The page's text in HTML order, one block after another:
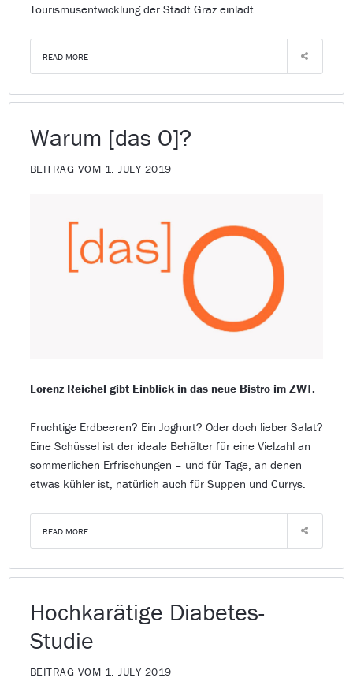
Tourismusentwicklung der Stadt Graz einlädt.
READ MORE
Warum [das O]?
BEITRAG VOM 1. JULY 2019
Lorenz Reichel gibt Einblick in das neue Bistro im ZWT.
Fruchtige Erdbeeren? Ein Joghurt? Oder doch lieber Salat?
Eine Schüssel ist der ideale Behälter für eine Vielzahl an
sommerlichen Erfrischungen – und für Tage, an denen
etwas kühler ist, natürlich auch für Suppen und Currys.
READ MORE
Hochkarätige Diabetes-
Studie
BEITRAG VOM 1. JULY 2019